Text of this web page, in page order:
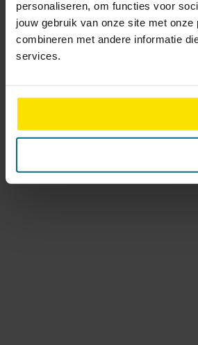
personaliseren, om functies voor
jouw gebruik van onze site met
combineren met andere informatie
services.